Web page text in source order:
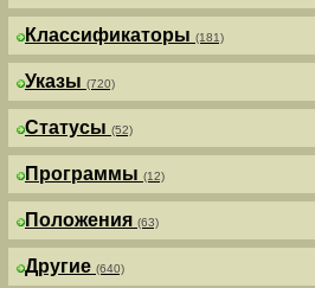
Классификаторы (181)
Указы (720)
Статусы (52)
Программы (12)
Положения (63)
Другие (640)